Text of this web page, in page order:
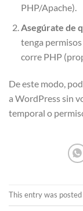
PHP/Apache).
Asegúrate de
tenga
corre PHP
De este modo,
a WordPress sin
temporal o
This entry was posted